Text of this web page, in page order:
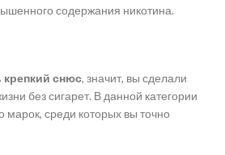
содержания никотина.
крепкий снюс, значит, вы сделали
без сигарет. В данной категории
марок, среди которых вы точно